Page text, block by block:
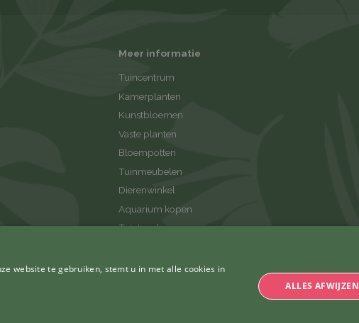
Meer informatie
Tuincentrum
Kamerplanten
Kunstbloemen
Vaste planten
Bloempotten
Tuinmeubelen
Dierenwinkel
Aquarium kopen
Tuintegels
Tuinhout
website te gebruiken, stemt u in met alle cookies in
ALLES AFWIJZEN